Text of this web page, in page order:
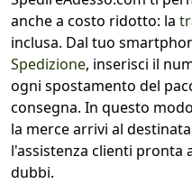
anche a costo ridotto: la
inclusa. Dal tuo
Spedizione, inserisci il
ogni spostamento del
consegna. In questo
la merce arrivi al
l'assistenza clienti pronta
dubbi.